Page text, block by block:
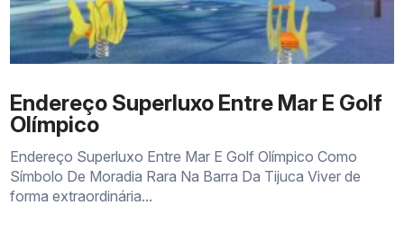
Endereço Superluxo Entre Mar E Golf
Olímpico
Endereço Superluxo Entre Mar E Golf Olímpico Como
Símbolo De Moradia Rara Na Barra Da Tijuca Viver de
forma extraordinária...